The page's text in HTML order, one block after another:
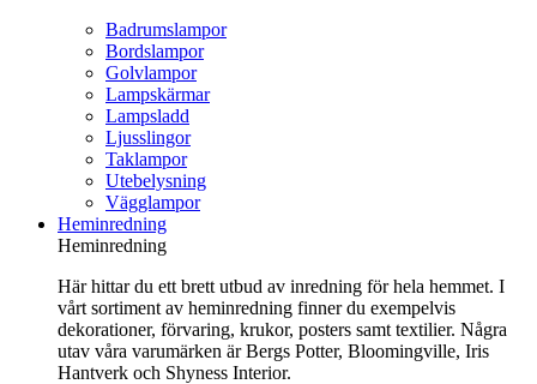
Badrumslampor
Bordslampor
Golvlampor
Lampskärmar
Lampsladd
Ljusslingor
Taklampor
Utebelysning
Vägglampor
Heminredning
Heminredning
Här hittar du ett brett utbud av inredning för hela hemmet. I
vårt sortiment av heminredning finner du exempelvis
dekorationer, förvaring, krukor, posters samt textilier. Några
utav våra varumärken är Bergs Potter, Bloomingville, Iris
Hantverk och Shyness Interior.